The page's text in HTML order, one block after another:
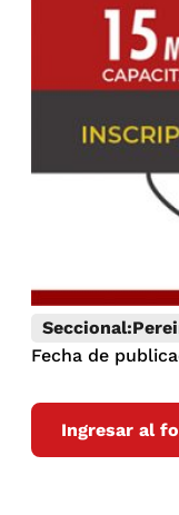
Seccional:
Fecha de
Ingresar al